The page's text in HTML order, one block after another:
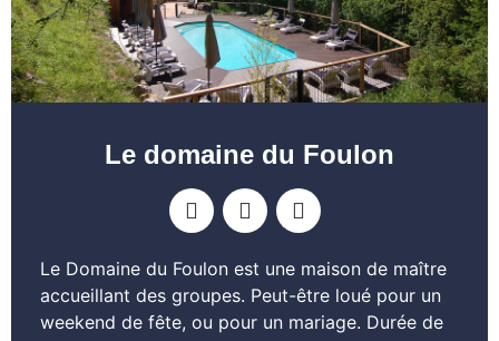
Le domaine du Foulon
Le Domaine du Foulon est une maison de maître
accueillant des groupes. Peut-être loué pour un
weekend de fête, ou pour un mariage. Durée de